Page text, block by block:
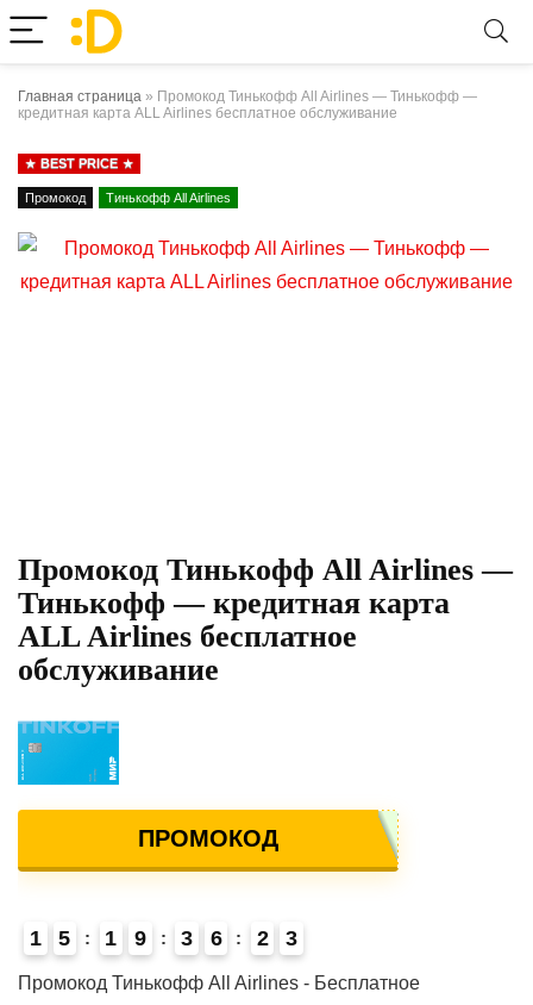
Главная страница » Промокод Тинькофф All Airlines — Тинькофф —
кредитная карта ALL Airlines бесплатное обслуживание
BEST PRICE
Промокод Тинькофф All Airlines
Промокод Тинькофф All Airlines —
Тинькофф — кредитная карта
ALL Airlines бесплатное
обслуживание
ПРОМОКОД
1
4
5 1 9 3 6 2 3
Промокод Тинькофф All Airlines - Бесплатное